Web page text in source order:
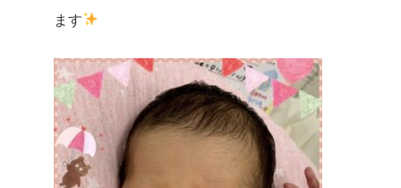
ます